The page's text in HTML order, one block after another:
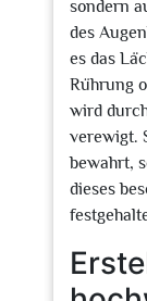
sondern
des
es das
Rührung
wird
verewigt.
bewahrt,
dieses